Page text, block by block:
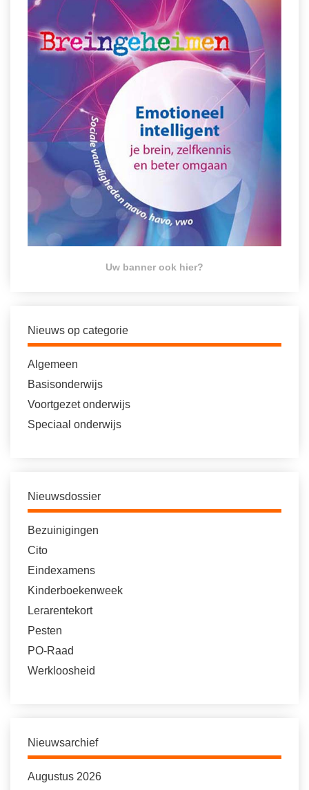
Uw banner ook hier?
Nieuws op categorie
Algemeen
Basisonderwijs
Voortgezet onderwijs
Speciaal onderwijs
Nieuwsdossier
Bezuinigingen
Cito
Eindexamens
Kinderboekenweek
Lerarentekort
Pesten
PO-Raad
Werkloosheid
Nieuwsarchief
Augustus 2026